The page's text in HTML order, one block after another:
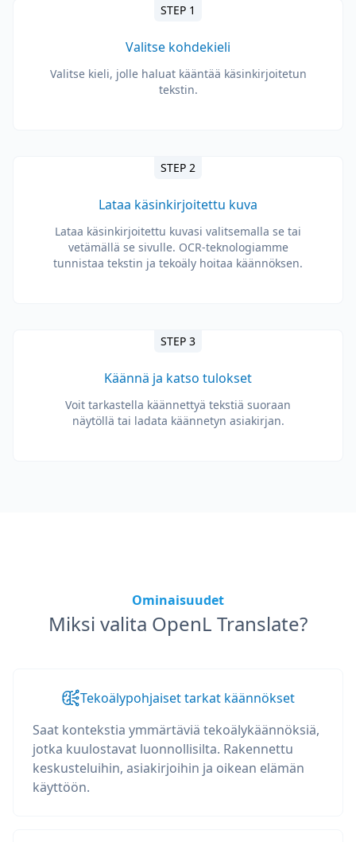
STEP 1
Valitse kohdekieli
Valitse kieli, jolle haluat kääntää käsinkirjoitetun
tekstin.
STEP 2
Lataa käsinkirjoitettu kuva
Lataa käsinkirjoitettu kuvasi valitsemalla se tai
vetämällä se sivulle. OCR-teknologiamme
tunnistaa tekstin ja tekoäly hoitaa käännöksen.
STEP 3
Käännä ja katso tulokset
Voit tarkastella käännettyä tekstiä suoraan
näytöllä tai ladata käännetyn asiakirjan.
Ominaisuudet
Miksi valita OpenL Translate?
Tekoälypohjaiset tarkat käännökset
Saat kontekstia ymmärtäviä tekoälykäännöksiä,
jotka kuulostavat luonnollisilta. Rakennettu
keskusteluihin, asiakirjoihin ja oikean elämän
käyttöön.